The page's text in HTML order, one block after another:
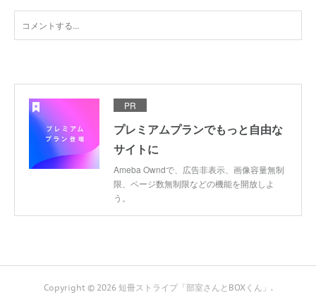
PR
プレミアムプランでもっと自由な
サイトに
Ameba Owndで、広告非表示、画像容量無制
限、ページ数無制限などの機能を開放しよ
う。
Copyright © 2026 短冊ストライプ「部室さんとBOXくん」 .